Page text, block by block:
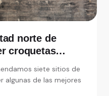
norte de
croquetas
siete sitios de
algunas de las mejores